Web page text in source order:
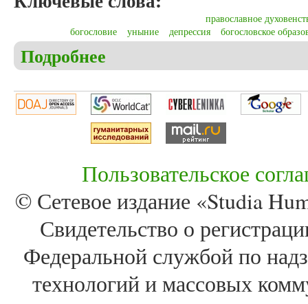
православное
богословие
уныние депрессия богословское
Подробнее
Пользовательское
© Сетевое издание «Studia
Свидетельство о
Федеральной службой по
технологий и массовых